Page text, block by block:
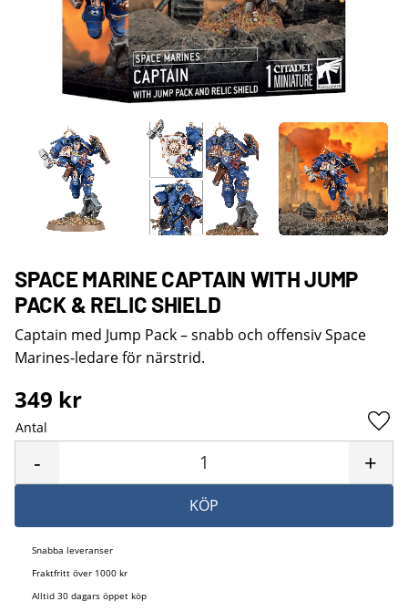
SPACE MARINE CAPTAIN WITH JUMP
PACK & RELIC SHIELD
Captain med Jump Pack – snabb och offensiv Space
Marines-ledare för närstrid.
349 kr
Antal
+
-
KÖP
Snabba leveranser
Fraktfritt över 1000 kr
Alltid 30 dagars öppet köp